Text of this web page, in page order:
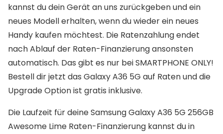
kannst du dein Gerät an uns zurückgeben und ein
neues Modell erhalten, wenn du wieder ein neues
Handy kaufen möchtest. Die Ratenzahlung endet
nach Ablauf der Raten-Finanzierung ansonsten
automatisch. Das gibt es nur bei SMARTPHONE ONLY!
Bestell dir jetzt das Galaxy A36 5G auf Raten und die
Upgrade Option ist gratis inklusive.
Die Laufzeit für deine Samsung Galaxy A36 5G 256GB
Awesome Lime Raten-Finanzierung kannst du in